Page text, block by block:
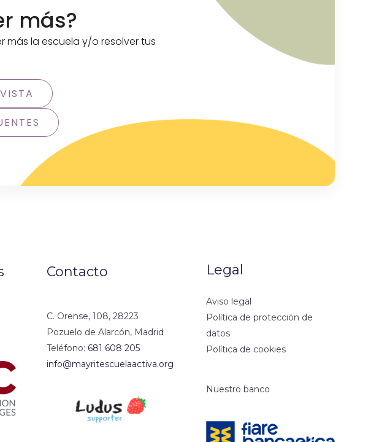
más?
la escuela y/o resolver tus
Contacto
C. Orense, 108, 28223
Pozuelo de Alarcón, Madrid
Teléfono: 681 608 205
info@mayritescuelaactiva.org
Legal
Aviso legal
Política de protección de
datos
Política de cookies
Nuestro banco